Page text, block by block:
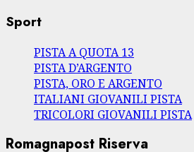
Sport
PISTA A QUOTA 13
PISTA D’ARGENTO
PISTA, ORO E ARGENTO
ITALIANI GIOVANILI PISTA
TRICOLORI GIOVANILI PISTA
Romagnapost Riserva